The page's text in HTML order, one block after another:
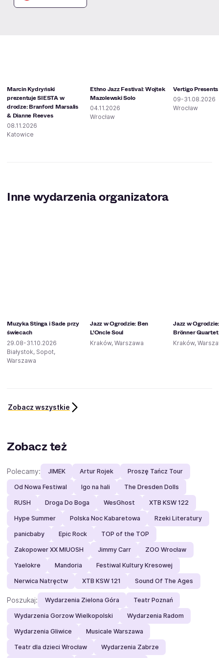
Marcin Kydryński
prezentuje SIESTA w
drodze: Branford Marsalis
& Dianne Reeves
08.11.2026
Katowice
Ethno Jazz Festival: Wojtek
Mazolewski Solo
04.11.2026
Wrocław
Vertigo Presents
09-31.08.2026
Wrocław
Inne wydarzenia organizatora
Muzyka Stinga i Sade przy
świecach
29.08-31.10.2026
Białystok, Sopot,
Warszawa
Jazz w Ogrodzie: Ben
L'Oncle Soul
Kraków, Warszawa
Jazz w
Brönner Quartet
Kraków,
Zobacz wszystkie
Zobacz też
Polecamy: JIMEK Artur Rojek Proszę Tańcz Tour
Od Nowa Festiwal Igo na hali The Dresden Dolls
RUSH Droga Do Boga WesGhost XTB KSW 122
Hype Summer Polska Noc Kabaretowa Rzeki Literatury
panicbaby Epic Rock TOP of the TOP
Zakopower XX MIUOSH Jimmy Carr ZOO Wrocław
Yaelokre Mandoria Festiwal Kultury Kresowej
Nerwica Natręctw XTB KSW 121 Sound Of The Ages
Poszukaj: Wydarzenia Zielona Góra Teatr Poznań
Wydarzenia Gorzow Wielkopolski Wydarzenia Radom
Wydarzenia Gliwice Musicale Warszawa
Teatr dla dzieci Wrocław Wydarzenia Zabrze